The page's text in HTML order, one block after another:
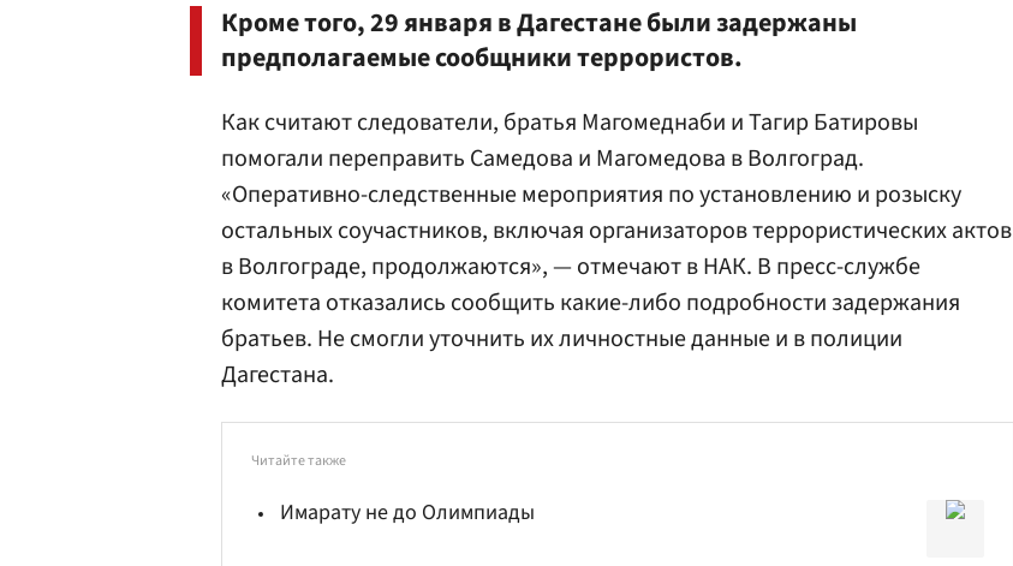
Кроме того, 29 января в Дагестане были задержаны
предполагаемые сообщники террористов.
Как считают следователи, братья Магомеднаби и Тагир Батировы
помогали переправить Самедова и Магомедова в Волгоград.
«Оперативно-следственные мероприятия по установлению и розыску
остальных соучастников, включая организаторов террористических актов
в Волгограде, продолжаются», — отмечают в НАК. В пресс-службе
комитета отказались сообщить какие-либо подробности задержания
братьев. Не смогли уточнить их личностные данные и в полиции
Дагестана.
Читайте также
Имарату не до Олимпиады